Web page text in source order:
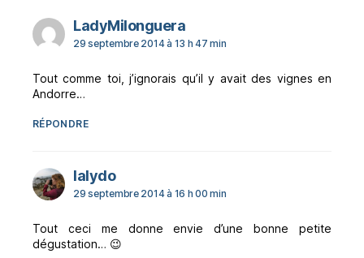
LadyMilongueradit :
29 septembre 2014 à 13 h 47 min
Tout comme toi, j’ignorais qu’il y avait des vignes en
Andorre…
RÉPONDRE
lalydodit :
29 septembre 2014 à 16 h 00 min
Tout ceci me donne envie d’une bonne petite
dégustation… 😉